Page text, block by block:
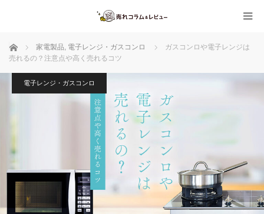
ホーム 家電製品, 電子レンジ・ガスコンロ
ガスコンロや電子レンジは
売れるの？注意点や高く売れるコツ
電子レンジ・ガスコンロ